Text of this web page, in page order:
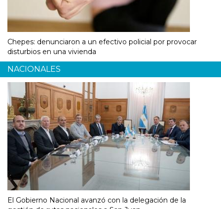
Chepes: denunciaron a un efectivo policial por provocar
disturbios en una vivienda
NACIONALES
El Gobierno Nacional avanzó con la delegación de la